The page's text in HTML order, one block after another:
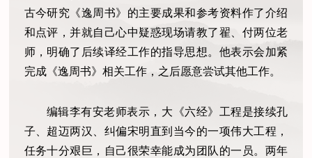
古今研究《逸周书》的主要成果和参考资料作了介绍
和点评，并就自己心中疑惑现场请教了翟、付两位老
师，明确了后续译经工作的指导思想。他表示会加紧
完成《逸周书》相关工作，之后愿意尝试其他工作。
编辑李有安老师表示，大《六经》工程是接续孔
子、超迈两汉、纠偏宋明直到当今的一项伟大工程，
任务十分艰巨，自己很荣幸能成为团队的一员。两年